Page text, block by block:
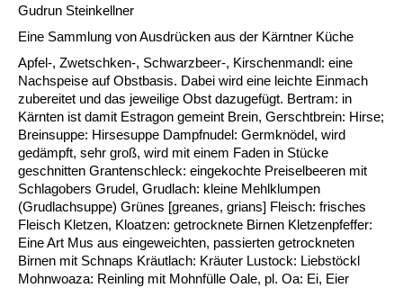
Gudrun Steinkellner
Eine Sammlung von Ausdrücken aus der Kärntner Küche
Apfel-, Zwetschken-, Schwarzbeer-, Kirschenmandl: eine
Nachspeise auf Obstbasis. Dabei wird eine leichte Einmach
zubereitet und das jeweilige Obst dazugefügt. Bertram: in
Kärnten ist damit Estragon gemeint Brein, Gerschtbrein: Hirse;
Breinsuppe: Hirsesuppe Dampfnudel: Germknödel, wird
gedämpft, sehr groß, wird mit einem Faden in Stücke
geschnitten Grantenschleck: eingekochte Preiselbeeren mit
Schlagobers Grudel, Grudlach: kleine Mehlklumpen
(Grudlachsuppe) Grünes [greanes, grians] Fleisch: frisches
Fleisch Kletzen, Kloatzen: getrocknete Birnen Kletzenpfeffer:
Eine Art Mus aus eingeweichten, passierten getrockneten
Birnen mit Schnaps Kräutlach: Kräuter Lustock: Liebstöckl
Mohnwoaza: Reinling mit Mohnfülle Oale, pl. Oa: Ei, Eier